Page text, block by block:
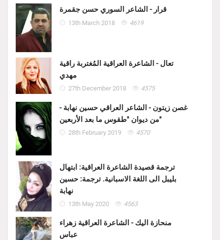
قرار - الشاعر السوري حسن جقمرة
13th March 2018 4619
تعال - الشاعرة العراقية المُغتربة راقية
مهدي
27th December 2018 4575
غصن زيتون - الشاعر العراقي حسين نهابة -
من ديوان "طقوس ما بعد الأربعين"
28th February 2019 4570
ترجمة قصيدة الشاعرة العراقية: ابتهال
بليبل الى اللغة الاسبانية. ترجمة: حسين
نهابة
13th May 2020 4563
منحازة اليك - الشاعرة العراقية زهراء
عباس